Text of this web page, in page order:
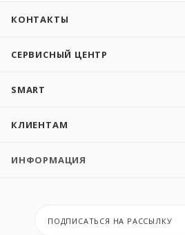
КОНТАКТЫ
СЕРВИСНЫЙ ЦЕНТР
SMART
КЛИЕНТАМ
ИНФОРМАЦИЯ
ПОДПИСАТЬСЯ НА РАССЫЛКУ